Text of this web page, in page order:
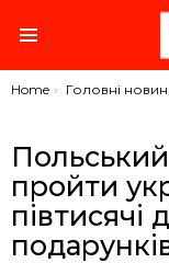
You are here:
Home Головні
пройти
півтисячі